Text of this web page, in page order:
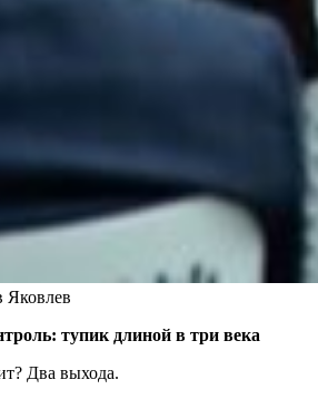
Яковлев
тупик длиной в три века
Два выхода.